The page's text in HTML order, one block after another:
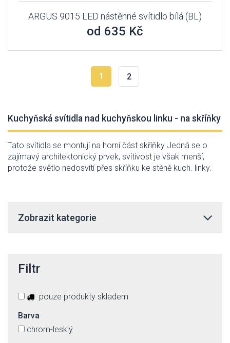
ARGUS 9015 LED nástěnné svítidlo bílá (BL)
od 635 Kč
1 2
Kuchyňská svítidla nad kuchyňskou linku - na skříňky
Tato svítidla se montují na horní část skříňky Jedná se o
zajímavý architektonický prvek, svítivost je však menší,
protože světlo nedosvítí přes skříňku ke stěně kuch. linky.
Zobrazit kategorie
Filtr
pouze produkty skladem
Barva
chrom-lesklý